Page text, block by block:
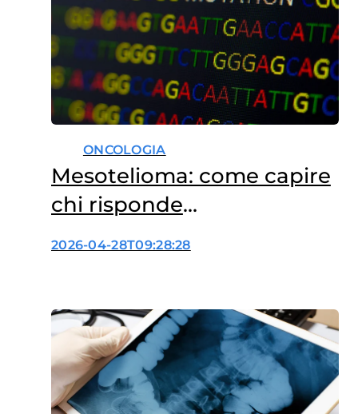
ONCOLOGIA
Mesotelioma: come capire
chi risponde
all’immunoterapia
2026-04-28T09:28:28